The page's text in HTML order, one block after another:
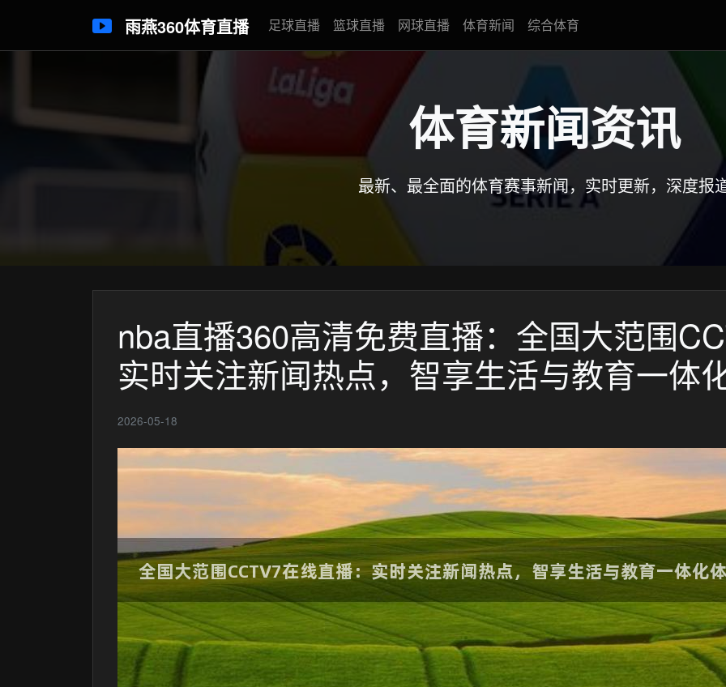
雨燕360体育直播 足球直播 篮球直播 网球直播 体育新闻 综合体育
体育新闻资讯
最新、最全面的体育赛事新闻，实时更新，深度报
nba直播360高清免费直播：全国大范围
实时关注新闻热点，智享生活与教育一体
2026-05-18